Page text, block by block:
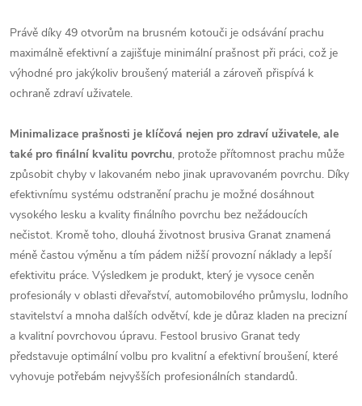
Právě díky 49 otvorům na brusném kotouči je odsávání prachu
maximálně efektivní a zajišťuje minimální prašnost při práci, což je
výhodné pro jakýkoliv broušený materiál a zároveň přispívá k
ochraně zdraví uživatele.
Minimalizace prašnosti je klíčová nejen pro zdraví uživatele, ale
také pro finální kvalitu povrchu, protože přítomnost prachu může
způsobit chyby v lakovaném nebo jinak upravovaném povrchu. Díky
efektivnímu systému odstranění prachu je možné dosáhnout
vysokého lesku a kvality finálního povrchu bez nežádoucích
nečistot. Kromě toho, dlouhá životnost brusiva Granat znamená
méně častou výměnu a tím pádem nižší provozní náklady a lepší
efektivitu práce. Výsledkem je produkt, který je vysoce ceněn
profesionály v oblasti dřevařství, automobilového průmyslu, lodního
stavitelství a mnoha dalších odvětví, kde je důraz kladen na precizní
a kvalitní povrchovou úpravu. Festool brusivo Granat tedy
představuje optimální volbu pro kvalitní a efektivní broušení, které
vyhovuje potřebám nejvyšších profesionálních standardů.